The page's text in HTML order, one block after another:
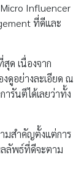
Influencer
ที่ดีและ
ด เนื่องจาก
ดูอย่างละเอียด ณ
ารันตีได้เลยว่าทั้ง
มสำคัญตั้งแต่การ
ลลัพธ์ที่ดีจะตาม